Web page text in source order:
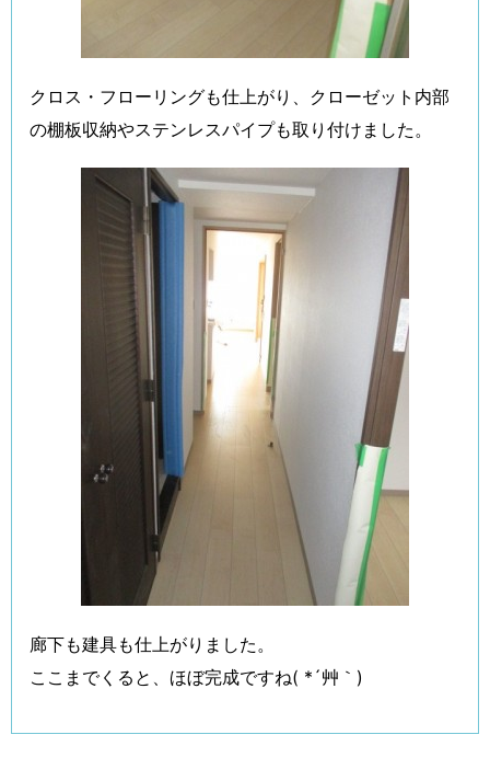
クロス・フローリングも仕上がり、クローゼット内部
の棚板収納やステンレスパイプも取り付けました。
廊下も建具も仕上がりました。
ここまでくると、ほぼ完成ですね( *´艸｀)